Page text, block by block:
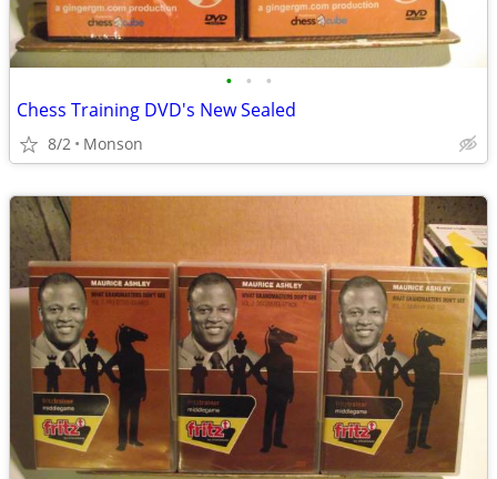
• • •
Chess Training DVD's New Sealed
8/2 Monson